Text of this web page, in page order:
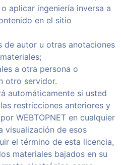
aplicar ingeniería inversa a
en el sitio
de autor u otras anotaciones
a otra persona o
otro servidor.
automáticamente si usted
restricciones anteriores y
WEBTOPNET en cualquier
visualización de esos
el término de esta licencia,
materiales bajados en su